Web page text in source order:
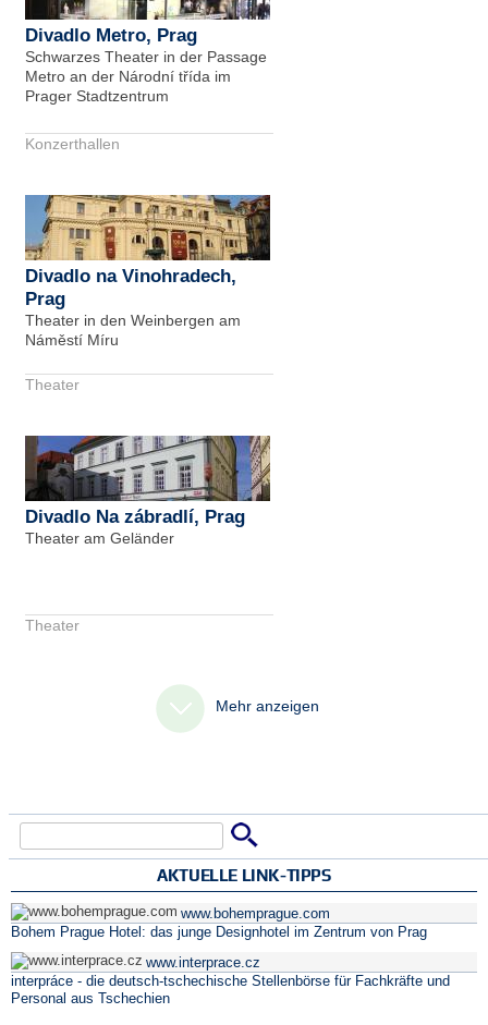
Divadlo Metro, Prag
Schwarzes Theater in der Passage
Metro an der Národní třída im
Prager Stadtzentrum
Konzerthallen
Divadlo na Vinohradech,
Prag
Theater in den Weinbergen am
Náměstí Míru
Theater
Divadlo Na zábradlí, Prag
Theater am Geländer
Theater
Mehr anzeigen
Suchformular
AKTUELLE LINK-TIPPS
www.bohemprague.com
Bohem Prague Hotel: das junge Designhotel im Zentrum von Prag
www.interprace.cz
interpráce - die deutsch-tschechische Stellenbörse für Fachkräfte und
Personal aus Tschechien